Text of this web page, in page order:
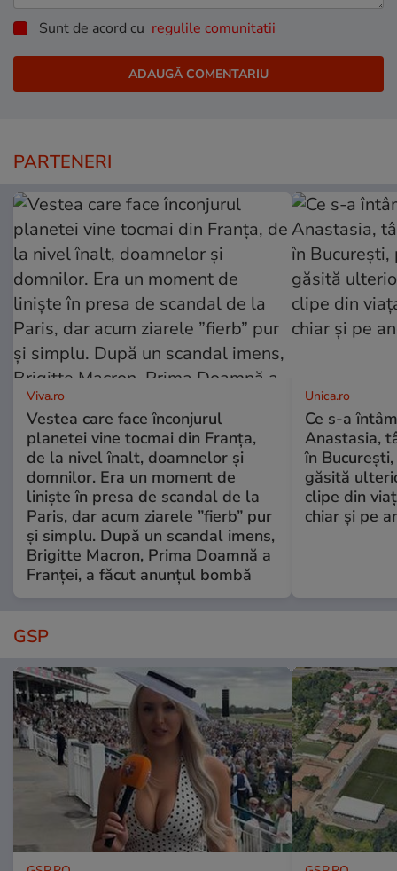
Sunt de acord cu regulile comunitatii
PARTENERI
Viva.ro
Vestea care face înconjurul
planetei vine tocmai din Franța,
de la nivel înalt, doamnelor și
domnilor. Era un moment de
liniște în presa de scandal de la
Paris, dar acum ziarele ”fierb” pur
și simplu. După un scandal imens,
Brigitte Macron, Prima Doamnă a
Franței, a făcut anunțul bombă
Unica.ro
Ce s-a
Anastasia,
în
găsită
clipe din
chiar și pe
GSP